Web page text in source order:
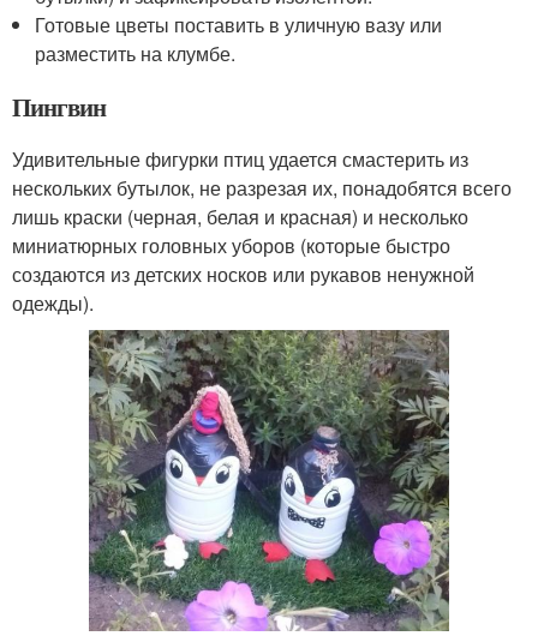
Готовые цветы поставить в уличную вазу или
разместить на клумбе.
Пингвин
Удивительные фигурки птиц удается смастерить из
нескольких бутылок, не разрезая их, понадобятся всего
лишь краски (черная, белая и красная) и несколько
миниатюрных головных уборов (которые быстро
создаются из детских носков или рукавов ненужной
одежды).